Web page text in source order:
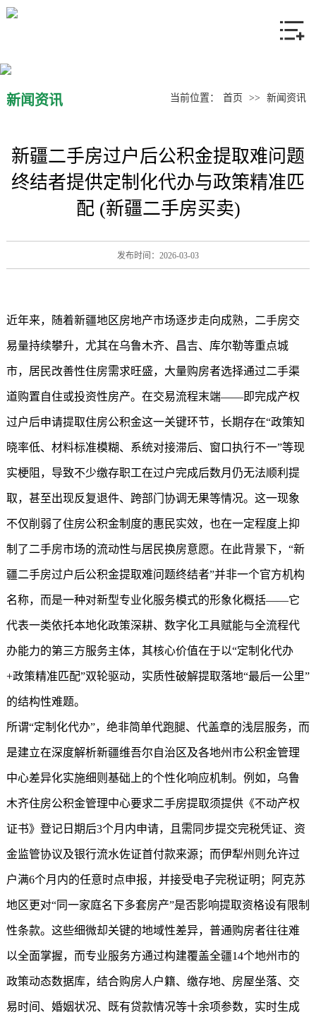
产品中心
联系我们
新闻资讯 当前位置： 首页 >> 新闻资讯
新疆二手房过户后公积金提取难问题
终结者提供定制化代办与政策精准匹
配 (新疆二手房买卖)
发布时间：2026-03-03
近年来，随着新疆地区房地产市场逐步走向成熟，二手房交
易量持续攀升，尤其在乌鲁木齐、昌吉、库尔勒等重点城
市，居民改善性住房需求旺盛，大量购房者选择通过二手渠
道购置自住或投资性房产。在交易流程末端——即完成产权
过户后申请提取住房公积金这一关键环节，长期存在“政策知
晓率低、材料标准模糊、系统对接滞后、窗口执行不一”等现
实梗阻，导致不少缴存职工在过户完成后数月仍无法顺利提
取，甚至出现反复退件、跨部门协调无果等情况。这一现象
不仅削弱了住房公积金制度的惠民实效，也在一定程度上抑
制了二手房市场的流动性与居民换房意愿。在此背景下，“新
疆二手房过户后公积金提取难问题终结者”并非一个官方机构
名称，而是一种对新型专业化服务模式的形象化概括——它
代表一类依托本地化政策深耕、数字化工具赋能与全流程代
办能力的第三方服务主体，其核心价值在于以“定制化代办
+政策精准匹配”双轮驱动，实质性破解提取落地“最后一公里”
的结构性难题。
所谓“定制化代办”，绝非简单代跑腿、代盖章的浅层服务，而
是建立在深度解析新疆维吾尔自治区及各地州市公积金管理
中心差异化实施细则基础上的个性化响应机制。例如，乌鲁
木齐住房公积金管理中心要求二手房提取须提供《不动产权
证书》登记日期后3个月内申请，且需同步提交完税凭证、资
金监管协议及银行流水佐证首付款来源；而伊犁州则允许过
户满6个月内的任意时点申报，并接受电子完税证明；阿克苏
地区更对“同一家庭名下多套房产”是否影响提取资格设有限制
性条款。这些细微却关键的地域性差异，普通购房者往往难
以全面掌握，而专业服务方通过构建覆盖全疆14个地州市的
政策动态数据库，结合购房人户籍、缴存地、房屋坐落、交
易时间、婚姻状况、既有贷款情况等十余项参数，实时生成